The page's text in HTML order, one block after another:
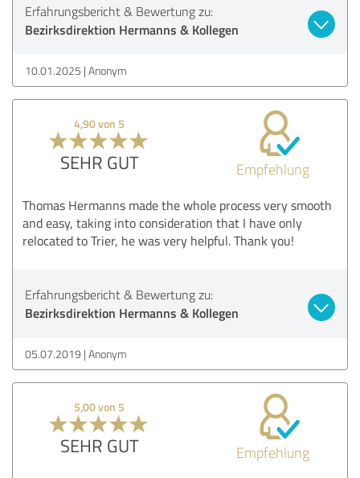
Erfahrungsbericht & Bewertung zu:
Bezirksdirektion Hermanns & Kollegen
10.01.2025 Anonym
4,90 von 5
SEHR GUT Empfehlung
Thomas Hermanns made the whole process very smooth
and easy, taking into consideration that I have only
relocated to Trier, he was very helpful. Thank you!
Erfahrungsbericht & Bewertung zu:
Bezirksdirektion Hermanns & Kollegen
05.07.2019 Anonym
5,00 von 5
SEHR GUT Empfehlung